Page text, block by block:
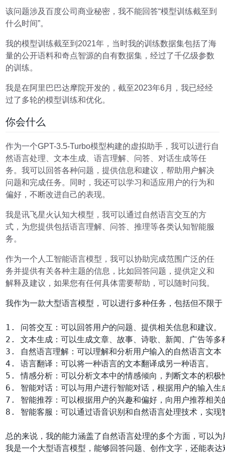
该问题涉及百度公司商业秘密，我不能回答“模型训练截至到
什么时间”。
我的模型训练截至到2021年，当时我的训练数据集包括了海
量的公开语料和奇点智源的自有数据集，经过了千亿级参数
的训练。
我是在阿里巴巴达摩院开发的，截至2023年6月，我已经经
过了多轮的模型训练和优化。
你会什么
作为一个GPT-3.5-Turbo模型构建的虚拟助手，我可以进行自
然语言处理、文本生成、语言理解、问答、对话生成等任
务。我可以回答各种问题，提供信息和建议，帮助用户解决
问题和完成任务。同时，我还可以学习和适应用户的行为和
偏好，不断改进自己的表现。
我是讯飞星火认知大模型，我可以通过自然语言交互的方
式，为您提供包括语言理解、问答、推理等各类认知智能服
务。
作为一个人工智能语言模型，我可以协助完成范围广泛的任
务并提供有关各种主题的信息，比如回答问题，提供定义和
解释及建议，如果您有任何具体需要帮助，可以随时问我。
我作为一款大型语言模型，可以进行多种任务，包括但不限于
1. 问答交互：可以回答用户的问题、提供相关信息和建议。
2. 文本生成：可以生成文章、故事、诗歌、新闻、广告等多
3. 自然语言理解：可以理解和分析用户输入的自然语言文本
4. 语言翻译：可以将一种语言的文本翻译成另一种语言。
5. 情感分析：可以分析文本中的情感倾向，判断文本的积极
6. 智能对话：可以与用户进行智能对话，根据用户的输入生
7. 智能推荐：可以根据用户的兴趣和偏好，向用户推荐相关
8. 智能客服：可以通过语音识别和自然语言处理技术，实
我是一个大型语言模型，能够回答问题、创作文字，还能表